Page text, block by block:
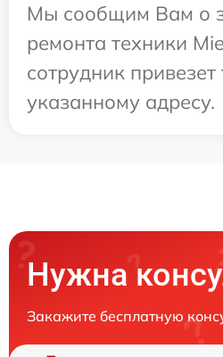
Мы сообщим Вам о
ремонта техники
сотрудник привезет
указанному адресу.
Нужна
Закажите бесплатную